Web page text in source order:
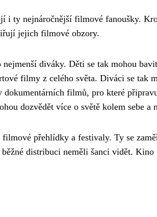
ty nejnáročnější filmové fanoušky.
jejich filmové obzory.
diváky. Děti se tak mohou
filmy z celého světa. Diváci se tak
filmů, pro které
dozvědět více o světě kolem sebe a
přehlídky a festivaly. Ty se
distribuci neměli šanci vidět. Kino